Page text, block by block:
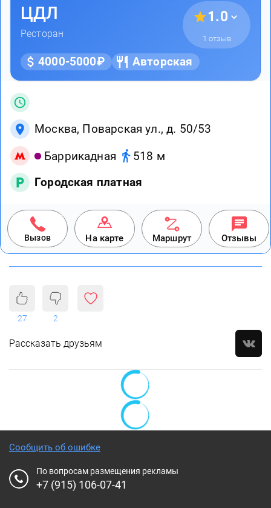
ЦДЛ
Ресторан
1.0
1 отзыв
4000-5000₽ Авторская
Москва, Поварская ул., д. 50/53
Баррикадная
518 м
Городская платная
Вызов На карте Маршрут Отзывы
27 2
Рассказать друзьям
Сообщить об ошибке
По вопросам размещения рекламы
+7 (915) 106-07-41